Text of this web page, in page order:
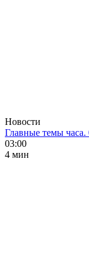
Новости
Главные темы часа.
03:00
4 мин